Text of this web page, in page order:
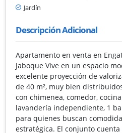
Jardín
Descripción Adicional
Apartamento en venta en
Jaboque Vive en un espacio
excelente proyección de
de 40 m², muy bien
con chimenea, comedor,
lavandería independiente, 1
para quienes buscan
estratégica. El conjunto